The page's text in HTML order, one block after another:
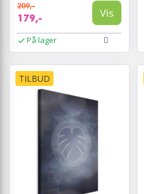
209,-
179,- Vis
På lager
TILBUD